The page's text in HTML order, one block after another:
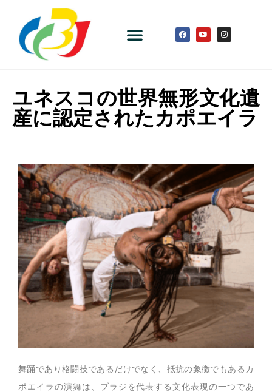
ユネスコの世界無形文化遺
産に認定されたカポエイラ
舞踊であり格闘技であるだけでなく、抵抗の象徴でもあるカ
ポエイラの演舞は、ブラジを代表する文化表現の一つであ